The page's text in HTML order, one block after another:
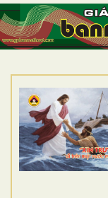
TRANG NHẤT
GIỚI THIỆU
DÒNG TU
BAN MỤC VỤ
ĐOÀN THỂ CG